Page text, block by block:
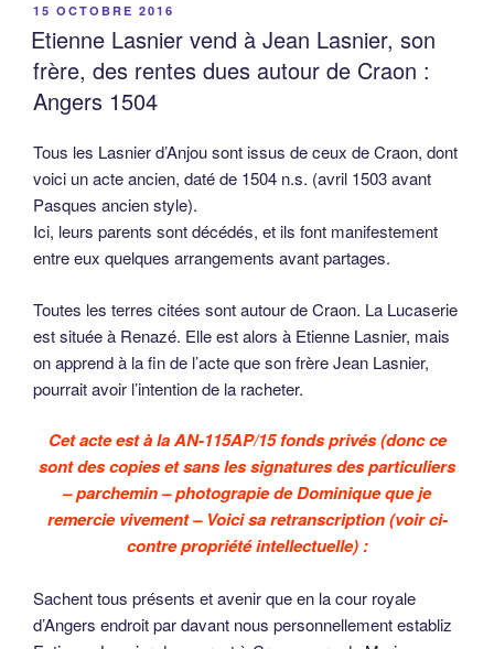
PUBLIÉ
LE
15 OCTOBRE 2016
Etienne Lasnier vend à Jean Lasnier, son
frère, des rentes dues autour de Craon :
Angers 1504
Tous les Lasnier d’Anjou sont issus de ceux de Craon, dont
voici un acte ancien, daté de 1504 n.s. (avril 1503 avant
Pasques ancien style).
Ici, leurs parents sont décédés, et ils font manifestement
entre eux quelques arrangements avant partages.
Toutes les terres citées sont autour de Craon. La Lucaserie
est située à Renazé. Elle est alors à Etienne Lasnier, mais
on apprend à la fin de l’acte que son frère Jean Lasnier,
pourrait avoir l’intention de la racheter.
Cet acte est à la AN-115AP/15 fonds privés (donc ce
sont des copies et sans les signatures des particuliers
– parchemin – photograpie de Dominique que je
remercie vivement – Voici sa retranscription (voir ci-
contre propriété intellectuelle) :
Sachent tous présents et avenir que en la cour royale
d’Angers endroit par davant nous personnellement establiz